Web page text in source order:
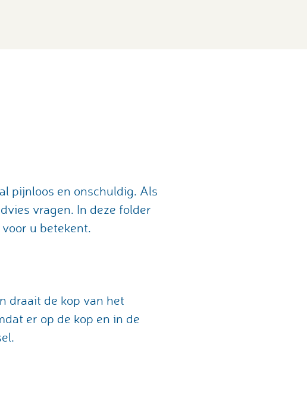
pijnloos en onschuldig. Als
vragen. In deze folder
u betekent.
draait de kop van het
er op de kop en in de